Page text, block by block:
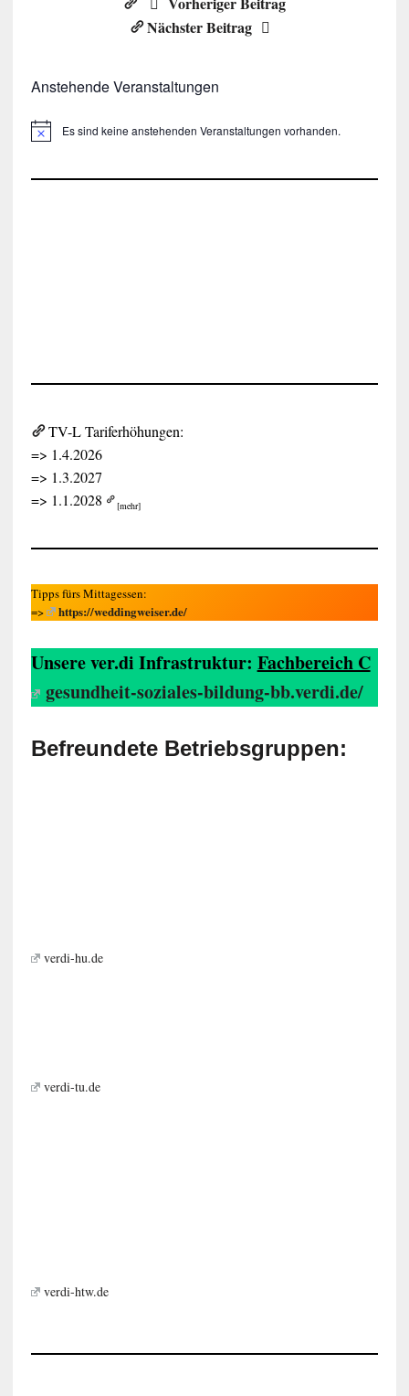
Nächster Beitrag
Anstehende Veranstaltungen
H
w
Es sind keine anstehenden Veranstaltungen vorhanden.
TV-L Tariferhöhungen:
=> 1.4.2026
=> 1.3.2027
=> 1.1.2028
[mehr]
Tipps fürs Mittagessen:
=>
https://weddingweiser.de/
Unsere ver.di Infrastruktur: Fachbereich C
gesundheit-soziales-bildung-bb.verdi.de/
Befreundete Betriebsgruppen:
verdi-hu.de
verdi-tu.de
verdi-htw.de